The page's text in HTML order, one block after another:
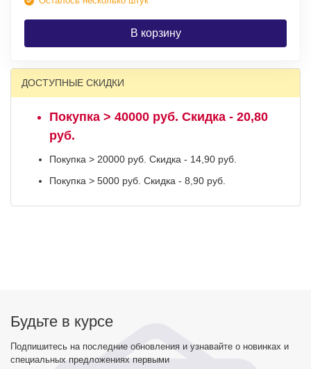
В корзину
ДОСТУПНЫЕ СКИДКИ
Покупка > 40000 руб. Скидка - 20,80
руб.
Покупка > 20000 руб. Скидка - 14,90 руб.
Покупка > 5000 руб. Скидка - 8,90 руб.
Будьте в курсе
Подпишитесь на последние обновления и узнавайте о новинках и
специальных предложениях первыми